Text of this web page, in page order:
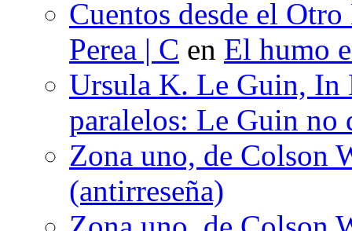
Cuentos desde el
Perea | C en El humo
Ursula K. Le Guin, In
paralelos: Le Guin no
Zona uno, de Colson
(antirreseña)